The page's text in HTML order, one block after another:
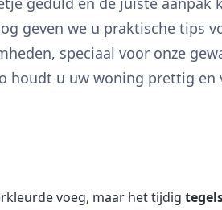
geven we u praktische tips
speciaal voor onze
houdt u uw woning prettig en
voeg, maar het tijdig